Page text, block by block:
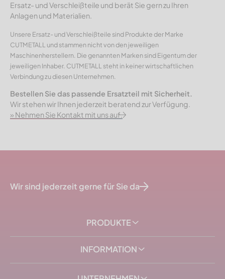
Ersatz- und Verschleißteile und berät Sie gern zu Ihren
Anlagen und Materialien.
Unsere Ersatz- und Verschleißteile sind Produkte der Marke
CUTMETALL und stammen nicht von den jeweiligen
Maschinenherstellern. Die genannten Marken sind Eigentum der
jeweiligen Inhaber. CUTMETALL steht in keiner wirtschaftlichen
Verbindung zu diesen Unternehmen.
Bestellen Sie das passende Ersatzteil mit Sicherheit.
Wir stehen wir Ihnen jederzeit beratend zur Verfügung.
» Nehmen Sie Kontakt mit uns auf.
Wir sind jederzeit gerne für Sie da
PRODUKTE
INFORMATION